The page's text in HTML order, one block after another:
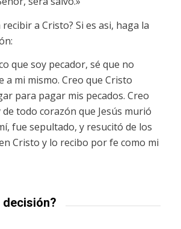
a Cristo? Si es asi, haga la
que soy pecador, sé que no
a mi mismo. Creo que Cristo
para pagar mis pecados. Creo
todo corazón que Jesús murió
fue sepultado, y resucitó de los
Cristo y lo recibo por fe como mi
decisión?